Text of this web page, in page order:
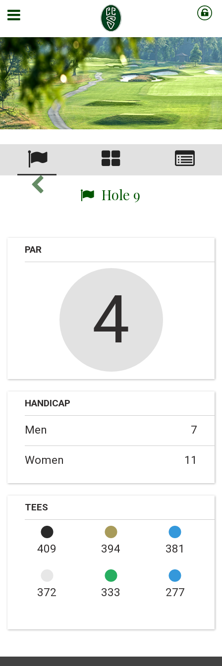
Hole 9
PAR
4
HANDICAP
Men 7
Women 11
TEES
409 394 381
372 333 277